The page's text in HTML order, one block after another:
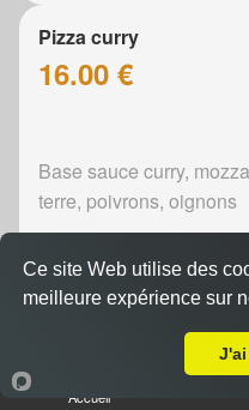
Pizza curry
16.00 €
Base sauce curry,
terre, poivrons, oignons
Accueil
Ce site Web utilise des
meilleure expérience sur